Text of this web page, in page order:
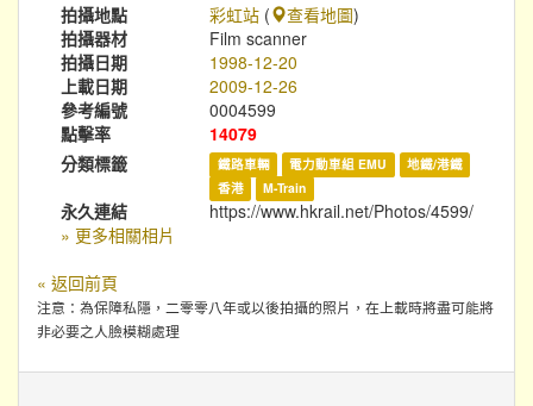
拍攝地點 彩虹站 ( 查看地圖)
拍攝器材
Film scanner
拍攝日期
1998-12-20
上載日期
2009-12-26
參考編號
0004599
點擊率
14079
分類標籤
鐵路車輛 電力動車組 EMU
地鐵/港鐵
香港
M-Train
永久連結
https://www.hkrail.net/Photos/4599/
» 更多相關相片
« 返回前頁
注意：為保障私隱，二零零八年或以後拍攝的照片，在上載時將盡可能將
非必要之人臉模糊處理